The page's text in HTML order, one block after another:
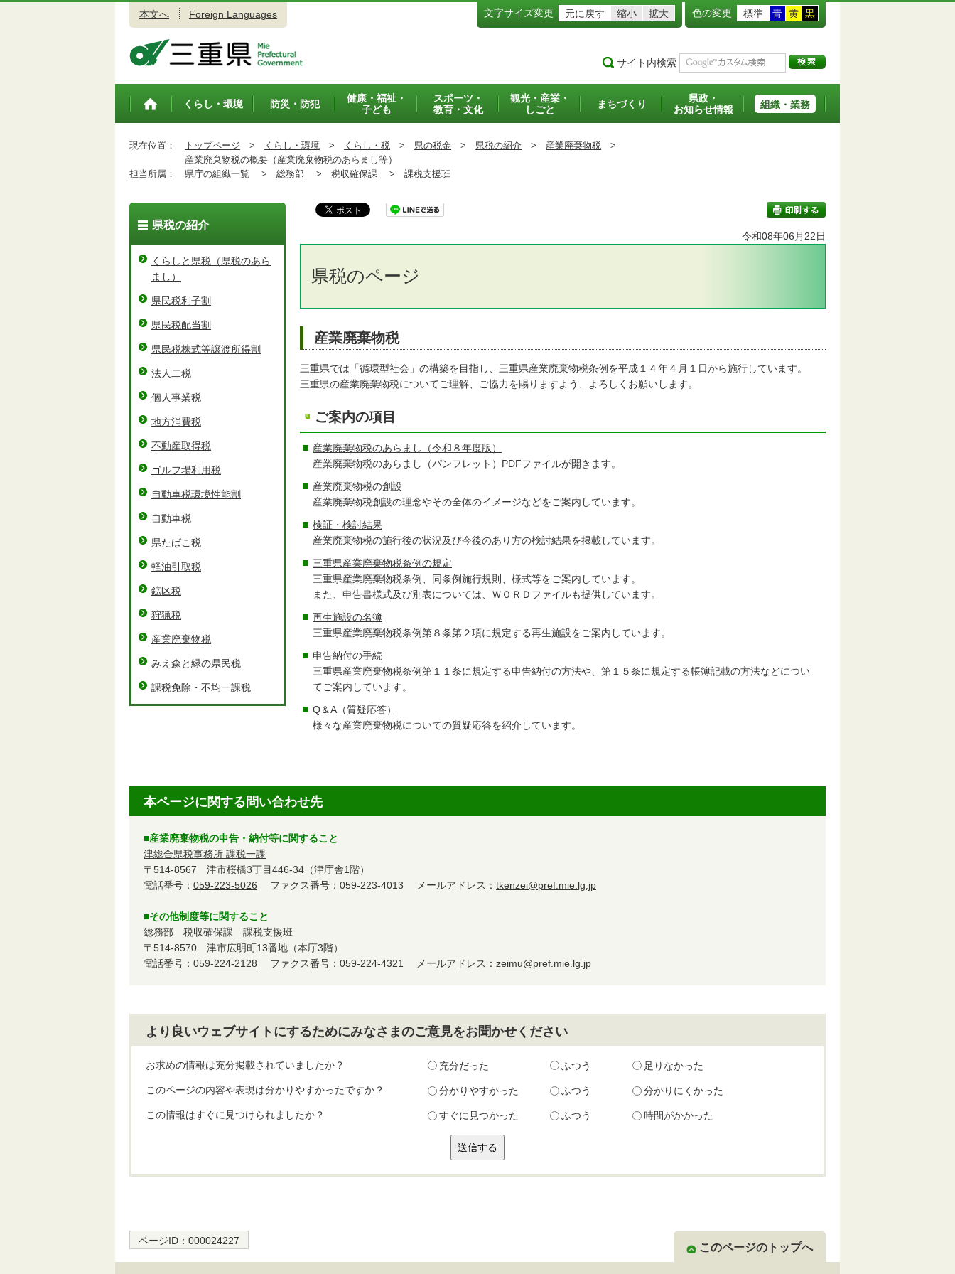
本文へ Foreign Languages 文字サイズ変更 元に戻す 縮小 拡大 色の変更 標準 青 黄 黒
サイト内検索
トップペ
くらし・環境 防災・防犯
健康・福祉・
子ども
スポーツ・
教育・文化
観光・産業・
しごと
まちづくり
県政・
お知らせ情報
組織・業務
現在位置： トップページ > くらし・環境 > くらし・税 > 県の税金 > 県税の紹介 > 産業廃棄物税 >
産業廃棄物税の概要（産業廃棄物税のあらまし等）
担当所属：
県庁の組織一覧 > 総務部 > 税収確保課 > 課税支援班
令和08年06月22日
県税のページ
産業廃棄物税
三重県では「循環型社会」の構築を目指し、三重県産業廃棄物税条例を平成１４年４月１日から施行しています。
三重県の産業廃棄物税についてご理解、ご協力を賜りますよう、よろしくお願いします。
ご案内の項目
産業廃棄物税のあらまし（令和８年度版）
産業廃棄物税のあらまし（パンフレット）PDFファイルが開きます。
産業廃棄物税の創設
産業廃棄物税創設の理念やその全体のイメージなどをご案内しています。
検証・検討結果
産業廃棄物税の施行後の状況及び今後のあり方の検討結果を掲載しています。
三重県産業廃棄物税条例の規定
三重県産業廃棄物税条例、同条例施行規則、様式等をご案内しています。
また、申告書様式及び別表については、ＷＯＲＤファイルも提供しています。
再生施設の名簿
三重県産業廃棄物税条例第８条第２項に規定する再生施設をご案内しています。
申告納付の手続
三重県産業廃棄物税条例第１１条に規定する申告納付の方法や、第１５条に規定する帳簿記載の方法などについ
てご案内しています。
Q＆A（質疑応答）
様々な産業廃棄物税についての質疑応答を紹介しています。
県税の紹介
くらしと県税（県税のあら
まし）
県民税利子割
県民税配当割
県民税株式等譲渡所得割
法人二税
個人事業税
地方消費税
不動産取得税
ゴルフ場利用税
自動車税環境性能割
自動車税
県たばこ税
軽油引取税
鉱区税
狩猟税
産業廃棄物税
みえ森と緑の県民税
課税免除・不均一課税
本ページに関する問い合わせ先
■産業廃棄物税の申告・納付等に関すること
津総合県税事務所 課税一課
〒514-8567 津市桜橋3丁目446-34（津庁舎1階）
電話番号： 059-223-5026 ファクス番号：059-223-4013 メールアドレス： tkenzei@pref.mie.lg.jp
■その他制度等に関すること
総務部 税収確保課 課税支援班
〒514-8570 津市広明町13番地（本庁3階）
電話番号： 059-224-2128 ファクス番号：059-224-4321 メールアドレス： zeimu@pref.mie.lg.jp
より良いウェブサイトにするためにみなさまのご意見をお聞かせください
お求めの情報は充分掲載されていましたか？ 充分だった ふつう 足りなかった
このページの内容や表現は分かりやすかったですか？ 分かりやすかった ふつう 分かりにくかった
この情報はすぐに見つけられましたか？ すぐに見つかった ふつう 時間がかかった
ページID： 000024227
このページのトップへ